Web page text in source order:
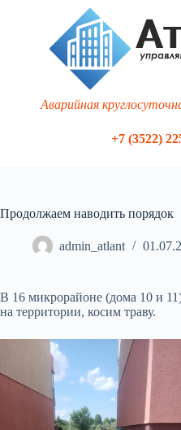
Аварийная
+7 (3522)
Продолжаем наводить порядок
admin_atlant
В 16 микрорайоне (дома 10 и
на территории, косим траву.